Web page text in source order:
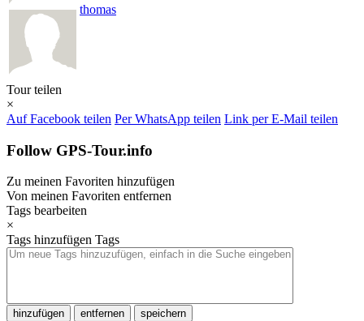
thomas
Tour teilen
×
Auf Facebook teilen Per WhatsApp teilen Link per E-Mail teilen
Follow GPS-Tour.info
Zu meinen Favoriten hinzufügen
Von meinen Favoriten entfernen
Tags bearbeiten
×
Tags hinzufügen Tags
hinzufügen entfernen speichern